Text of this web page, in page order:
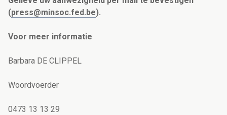
(press@minsoc.fed.be).
Voor meer informatie
Barbara DE CLIPPEL
Woordvoerder
0473 13 13 29